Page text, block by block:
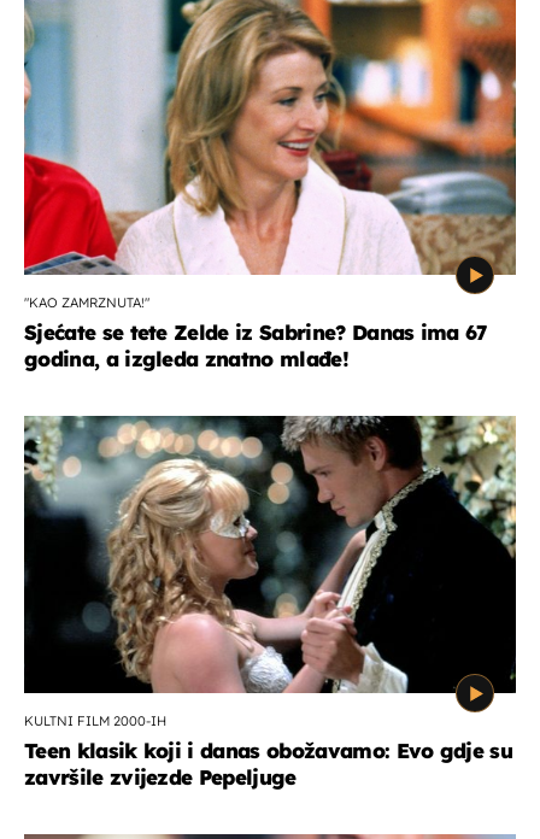
"KAO ZAMRZNUTA!"
Sjećate se tete Zelde iz Sabrine? Danas ima 67
godina, a izgleda znatno mlađe!
KULTNI FILM 2000-IH
Teen klasik koji i danas obožavamo: Evo gdje su
završile zvijezde Pepeljuge